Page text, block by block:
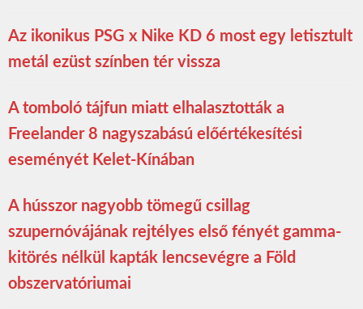
Az ikonikus PSG x Nike KD 6 most egy letisztult
metál ezüst színben tér vissza
A tomboló tájfun miatt elhalasztották a
Freelander 8 nagyszabású előértékesítési
eseményét Kelet-Kínában
A hússzor nagyobb tömegű csillag
szupernóvájának rejtélyes első fényét gamma-
kitörés nélkül kapták lencsevégre a Föld
obszervatóriumai